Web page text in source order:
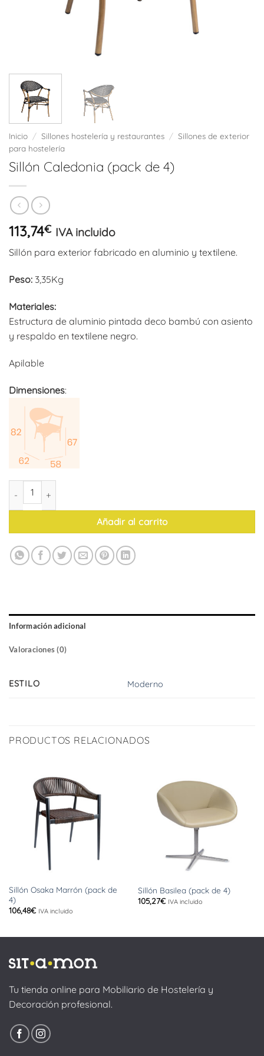
Inicio / Sillones hostelería y restaurantes / Sillones de exterior
para hostelería
Sillón Caledonia (pack de 4)
113,74€ IVA incluido
Sillón para exterior fabricado en aluminio y textilene.
Peso: 3,35Kg
Materiales:
Estructura de aluminio pintada deco bambú con asiento
y respaldo en textilene negro.
Apilable
Dimensiones:
Sillón Caledonia (pack de 4) cantidad
Añadir al carrito
Información adicional
Valoraciones (0)
ESTILO Moderno
PRODUCTOS RELACIONADOS
Sillón Osaka Marrón (pack de
4)
106,48€ IVA incluido
Sillón Basilea (pack de 4)
105,27€ IVA incluido
Tu tienda online para Mobiliario de Hostelería y
Decoración profesional.